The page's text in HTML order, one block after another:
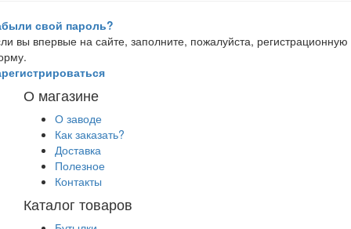
свой пароль?
вы впервые на сайте, заполните, пожалуйста, регистрационную
О магазине
О заводе
Как заказать?
Доставка
Полезное
Контакты
Каталог товаров